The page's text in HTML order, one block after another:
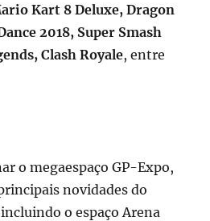
Kart 8 Deluxe, Dragon
2018, Super Smash
Clash Royale, entre
o megaespaço GP-Expo,
novidades do
o espaço Arena